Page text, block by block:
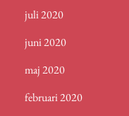
juli 2020
juni 2020
maj 2020
februari 2020